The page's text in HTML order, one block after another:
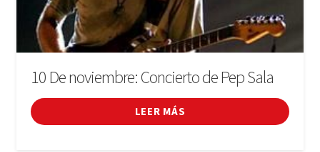
10 De noviembre: Concierto de Pep Sala
LEER MÁS